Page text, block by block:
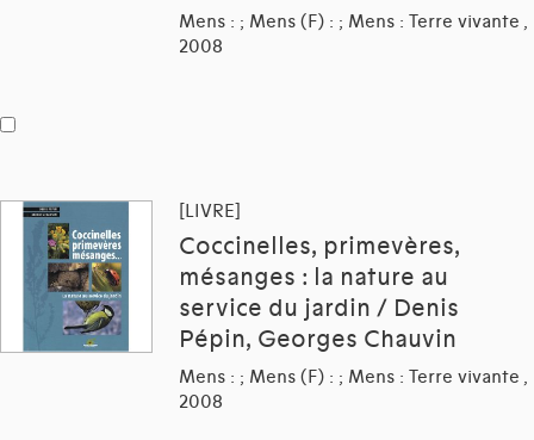
Mens : ; Mens (F) : ; Mens : Terre vivante ,
2008
[LIVRE]
Coccinelles, primevères,
mésanges : la nature au
service du jardin / Denis
Pépin, Georges Chauvin
Mens : ; Mens (F) : ; Mens : Terre vivante ,
2008